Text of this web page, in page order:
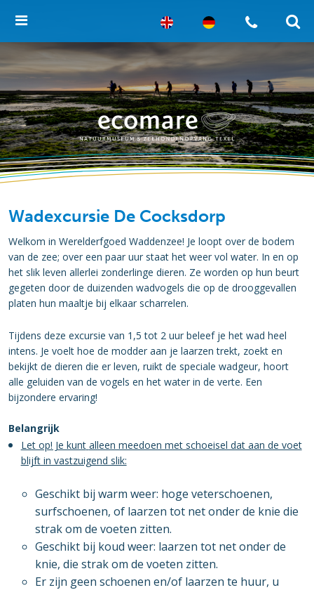
Wadexcursie De Cocksdorp
Welkom in Werelderfgoed Waddenzee! Je loopt over de bodem
van de zee; over een paar uur staat het weer vol water. In en op
het slik leven allerlei zonderlinge dieren. Ze worden op hun beurt
gegeten door de duizenden wadvogels die op de drooggevallen
platen hun maaltje bij elkaar scharrelen.
Tijdens deze excursie van 1,5 tot 2 uur beleef je het wad heel
intens. Je voelt hoe de modder aan je laarzen trekt, zoekt en
bekijkt de dieren die er leven, ruikt de speciale wadgeur, hoort
alle geluiden van de vogels en het water in de verte. Een
bijzondere ervaring!
Belangrijk
Let op! Je kunt alleen meedoen met schoeisel dat aan de voet
blijft in vastzuigend slik:
Geschikt bij warm weer: hoge veterschoenen,
surfschoenen, of laarzen tot net onder de knie die
strak om de voeten zitten.
Geschikt bij koud weer: laarzen tot net onder de
knie, die strak om de voeten zitten.
Er zijn geen schoenen en/of laarzen te huur, u